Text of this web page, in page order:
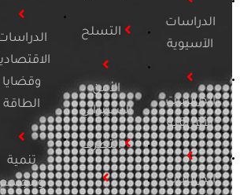
الدراسات
الآسيوية
الدراسات
الأفريقية
الدراسات
التسلح
الأمن
السيبراني
التطرف
الدراسات
الاقتصادية
وقضايا
الطاقة
تنمية
ومجتمع